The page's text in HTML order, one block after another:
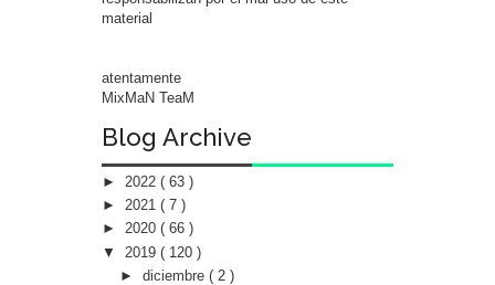
material
atentamente
MixMaN TeaM
Blog Archive
► 2022 ( 63 )
► 2021 ( 7 )
► 2020 ( 66 )
▼ 2019 ( 120 )
► diciembre ( 2 )